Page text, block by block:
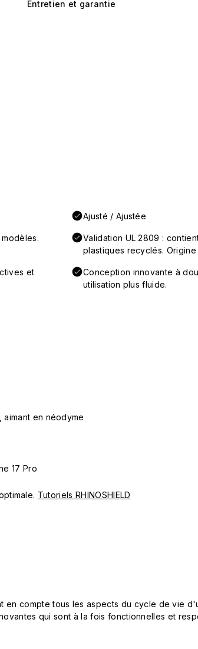
Entretien et garantie
Ajusté / Ajustée
Validation UL 2809 :
plastiques recyclés.
et
Conception innovante à
utilisation plus fluide.
aimant en néodyme
17 Pro
Tutoriels RHINOSHIELD
en compte tous les aspects du cycle de vie
qui sont à la fois fonctionnelles et